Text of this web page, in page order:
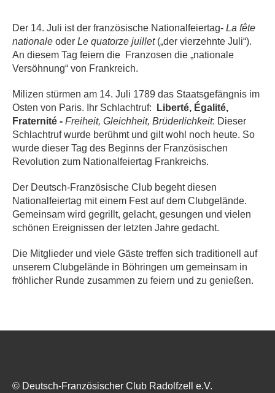
Der 14. Juli ist der französische Nationalfeiertag- La fête
nationale oder Le quatorze juillet(„der vierzehnte Juli“).
An diesem Tag feiern die Franzosen die „nationale
Versöhnung“ von Frankreich.
Milizen stürmen am 14. Juli 1789 das Staatsgefängnis im
Osten von Paris. Ihr Schlachtruf: Liberté, Égalité,
Fraternité - Freiheit, Gleichheit, Brüderlichkeit: Dieser
Schlachtruf wurde berühmt und gilt wohl noch heute. So
wurde dieser Tag des Beginns der Französischen
Revolution zum Nationalfeiertag Frankreichs.
Der Deutsch-Französische Club begeht diesen
Nationalfeiertag mit einem Fest auf dem Clubgelände.
Gemeinsam wird gegrillt, gelacht, gesungen und vielen
schönen Ereignissen der letzten Jahre gedacht.
Die Mitglieder und viele Gäste treffen sich traditionell auf
unserem Clubgelände in Böhringen um gemeinsam in
fröhlicher Runde zusammen zu feiern und zu genießen.
© Deutsch-Französischer Club Radolfzell e.V.